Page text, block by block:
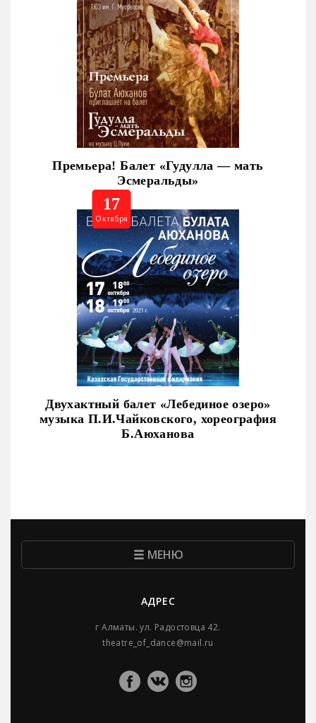
Премьера! Балет «Гудулла — мать
Эсмеральды»
17
Октября
Двухактный балет «Лебединое озеро»
музыка П.И.Чайковского, хореография
Б.Аюханова
МЕНЮ
АДРЕС
г Алматы. ул. Радостовца 42.
theatre_of_dance@mail.ru